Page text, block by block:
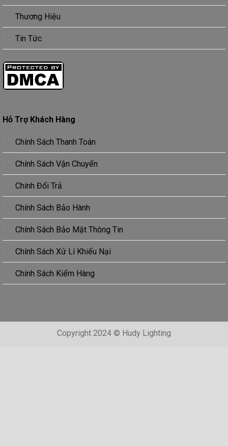
Thương Hiệu
Tin Tức
Hỗ Trợ Khách Hàng
Chính Sách Thanh Toán
Chính Sách Vận Chuyển
Chính Đổi Trả
Chính Sách Bảo Hành
Chính Sách Bảo Mật Thông Tin
Chính Sách Xử Lí Khiếu Nại
Chính Sách Kiểm Hàng
Copyright 2024 © Hudy Lighting